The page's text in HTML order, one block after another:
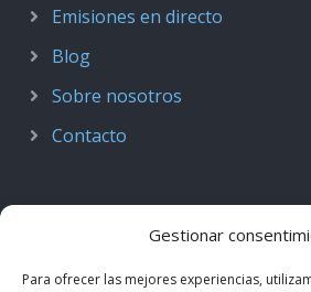
Gestionar
Para ofrecer las mejores experiencias,
Emisiones en directo
Blog
Sobre nosotros
Contacto